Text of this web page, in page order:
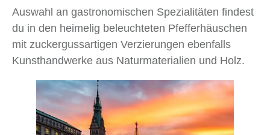
Auswahl an gastronomischen Spezialitäten findest
du in den heimelig beleuchteten Pfefferhäuschen
mit zuckergussartigen Verzierungen ebenfalls
Kunsthandwerke aus Naturmaterialien und Holz.